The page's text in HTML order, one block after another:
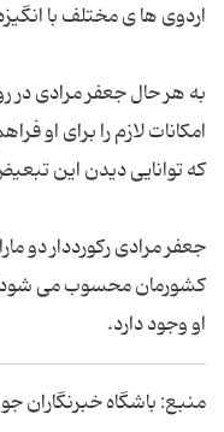
اردوی ها ی مختلف با
به هر حال جعفر مرادی
امکانات لازم را برای او
که توانایی دیدن این
جعفر مرادی رکورددار دو
کشورمان محسوب می شود
او وجود دارد.
منبع: باشگاه خبرنگاران